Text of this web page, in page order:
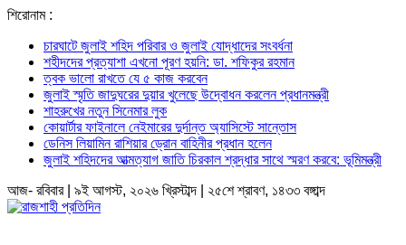
শিরোনাম :
চারঘাটে জুলাই শহিদ পরিবার ও জুলাই যোদ্ধাদের সংবর্ধনা
শহীদদের প্রত্যাশা এখনো পূরণ হয়নি: ডা. শফিকুর রহমান
ত্বক ভালো রাখতে যে ৫ কাজ করবেন
জুলাই স্মৃতি জাদুঘরের দুয়ার খুলেছে উদ্বোধন করলেন প্রধানমন্ত্রী
শাহরুখের নতুন সিনেমার লুক
কোয়ার্টার ফাইনালে নেইমারের দুর্দান্ত অ্যাসিস্টে সান্তোস
ডেনিস লিয়ামিন রাশিয়ার ড্রোন বাহিনীর প্রধান হলেন
জুলাই শহিদদের আত্মত্যাগ জাতি চিরকাল শ্রদ্ধার সাথে স্মরণ করবে: ভূমিমন্ত্রী
আজ- রবিবার | ৯ই আগস্ট, ২০২৬ খ্রিস্টাব্দ | ২৫শে শ্রাবণ, ১৪৩৩ বঙ্গাব্দ